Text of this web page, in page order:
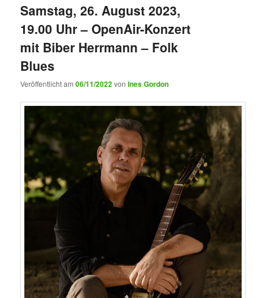
Samstag, 26. August 2023,
19.00 Uhr – OpenAir-Konzert
mit Biber Herrmann – Folk
Blues
Veröffentlicht am06/11/2022vonInes Gordon